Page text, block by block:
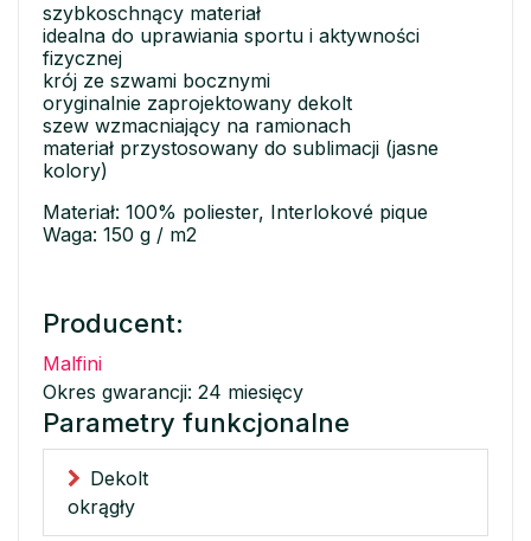
szybkoschnący materiał
idealna do uprawiania sportu i aktywności
fizycznej
krój ze szwami bocznymi
oryginalnie zaprojektowany dekolt
szew wzmacniający na ramionach
materiał przystosowany do sublimacji (jasne
kolory)
Materiał: 100% poliester, Interlokové pique
Waga: 150 g / m2
Producent:
Malfini
Okres gwarancji: 24 miesięcy
Parametry funkcjonalne
Dekolt
okrągły